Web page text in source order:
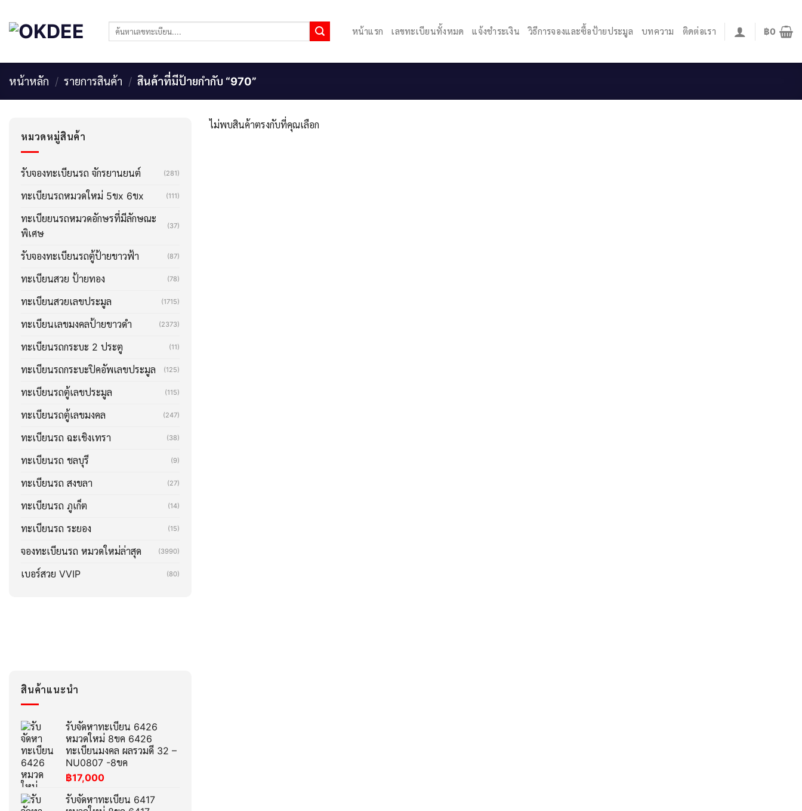
content
ค้นหา: หน้าแรก เลขทะเบียนทั้งหมด แจ้งชำระเงิน วิธีการจองและซื้อป้ายประมูล บทความ ติดต่อเรา ฿0
หน้าหลัก / รายการสินค้า / สินค้าที่มีป้ายกำกับ “970”
หมวดหมู่สินค้า
รับจองทะเบียนรถ จักรยานยนต์ (281)
ทะเบียนรถหมวดใหม่ 5ขx 6ขx (111)
ทะเบียยนรถหมวดอักษรที่มีลักษณะ
พิเศษ
(37)
รับจองทะเบียนรถตู้ป้ายขาวฟ้า (87)
ทะเบียนสวย ป้ายทอง (78)
ทะเบียนสวยเลขประมูล (1715)
ทะเบียนเลขมงคลป้ายขาวดำ (2373)
ทะเบียนรถกระบะ 2 ประตู (11)
ทะเบียนรถกระบะปิคอัพเลขประมูล (125)
ทะเบียนรถตู้เลขประมูล (115)
ทะเบียนรถตู้เลขมงคล (247)
ทะเบียนรถ ฉะเชิงเทรา (38)
ทะเบียนรถ ชลบุรี (9)
ทะเบียนรถ สงขลา (27)
ทะเบียนรถ ภูเก็ต (14)
ทะเบียนรถ ระยอง (15)
จองทะเบียนรถ หมวดใหม่ล่าสุด (3990)
เบอร์สวย VVIP (80)
สินค้าแนะนำ
รับจัดหาทะเบียน 6426
หมวดใหม่ 8ขค 6426
ทะเบียนมงคล ผลรวมดี 32 –
NU0807 -8ขค
฿17,000
รับจัดหาทะเบียน 6417
ไม่พบสินค้าตรงกับที่คุณเลือก